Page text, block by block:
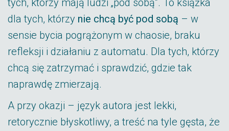
tych, którzy mają ludzi „pod sobą”. To książka
dla tych, którzy nie chcą być pod sobą – w
sensie bycia pogrążonym w chaosie, braku
refleksji i działaniu z automatu. Dla tych, którzy
chcą się zatrzymać i sprawdzić, gdzie tak
naprawdę zmierzają.
A przy okazji – język autora jest lekki,
retorycznie błyskotliwy, a treść na tyle gęsta, że